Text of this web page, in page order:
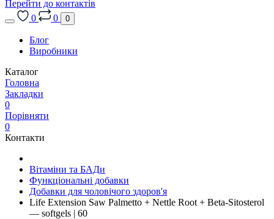
Перейти до контактів
0
0 0
Блог
Виробники
Каталог
Головна
Закладки
0
Порівняти
0
Контакти
Вітаміни та БАДи
Функціональні добавки
Добавки для чоловічого здоров'я
Life Extension Saw Palmetto + Nettle Root + Beta-Sitosterol
— softgels | 60